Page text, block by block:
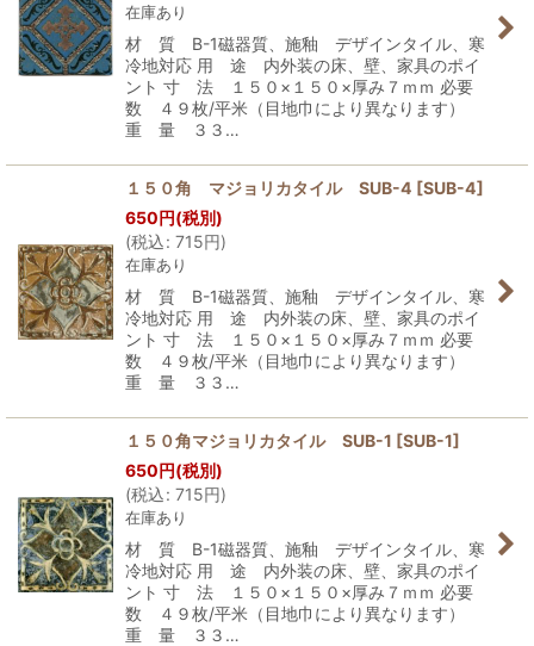
在庫あり
材 質 B-1磁器質、施釉 デザインタイル、寒
冷地対応 用 途 内外装の床、壁、家具のポイ
ント 寸 法 １５０×１５０×厚み７ｍｍ 必要
数 ４９枚/平米（目地巾により異なります）
重 量 ３３…
１５０角 マジョリカタイル SUB-4 [SUB-4]
650円(税別)
(税込: 715円)
在庫あり
材 質 B-1磁器質、施釉 デザインタイル、寒
冷地対応 用 途 内外装の床、壁、家具のポイ
ント 寸 法 １５０×１５０×厚み７ｍｍ 必要
数 ４９枚/平米（目地巾により異なります）
重 量 ３３…
１５０角マジョリカタイル SUB-1 [SUB-1]
650円(税別)
(税込: 715円)
在庫あり
材 質 B-1磁器質、施釉 デザインタイル、寒
冷地対応 用 途 内外装の床、壁、家具のポイ
ント 寸 法 １５０×１５０×厚み７ｍｍ 必要
数 ４９枚/平米（目地巾により異なります）
重 量 ３３…